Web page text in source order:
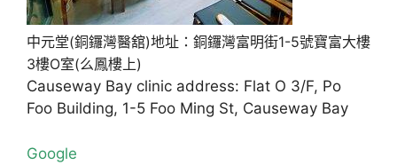
中元堂(銅鑼灣醫舘)地址：銅鑼灣富明街1-5號寶富大樓
3樓O室(么鳳樓上)
Causeway Bay clinic address: Flat O 3/F, Po
Foo Building, 1-5 Foo Ming St, Causeway Bay
Google